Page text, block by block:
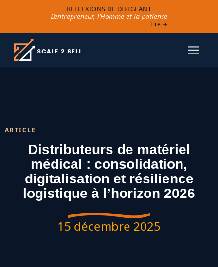
RÉFLEXIONS DE DIRIGEANT
L’entrepreneur, l’Homme et la patience
Lire →
ARTICLE
Distributeurs de matériel
médical : consolidation,
digitalisation et résilience
logistique à l’horizon 2026
15 décembre 2025